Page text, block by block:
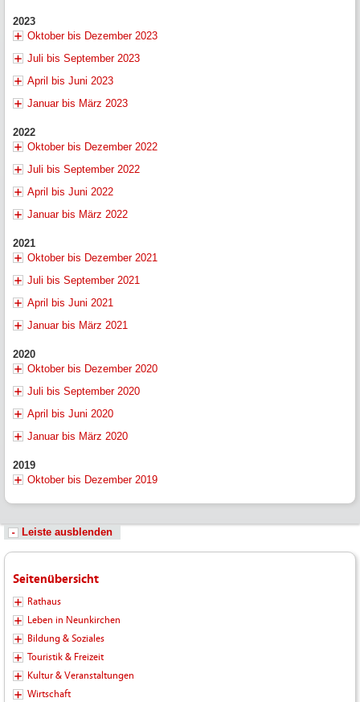
2023
Oktober bis Dezember 2023
Juli bis September 2023
April bis Juni 2023
Januar bis März 2023
2022
Oktober bis Dezember 2022
Juli bis September 2022
April bis Juni 2022
Januar bis März 2022
2021
Oktober bis Dezember 2021
Juli bis September 2021
April bis Juni 2021
Januar bis März 2021
2020
Oktober bis Dezember 2020
Juli bis September 2020
April bis Juni 2020
Januar bis März 2020
2019
Oktober bis Dezember 2019
Leiste ausblenden
Seitenübersicht
Rathaus
Leben in Neunkirchen
Bildung & Soziales
Touristik & Freizeit
Kultur & Veranstaltungen
Wirtschaft